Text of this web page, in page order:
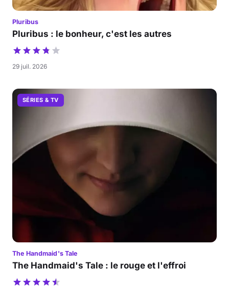
Pluribus
Pluribus : le bonheur, c'est les autres
29 juil. 2026
SÉRIES & TV
The Handmaid's Tale
The Handmaid's Tale : le rouge et l'effroi